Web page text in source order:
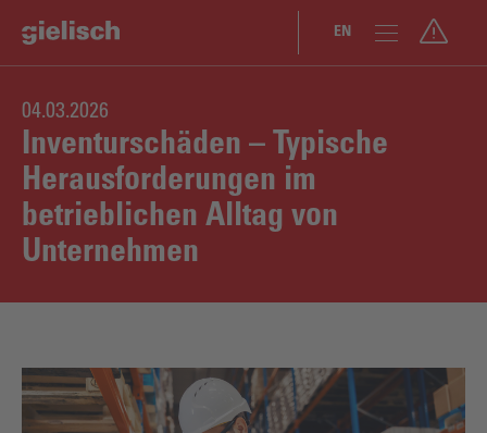
EN
04.03.2026
Inventurschäden – Typische
Herausforderungen im
betrieblichen Alltag von
Unternehmen